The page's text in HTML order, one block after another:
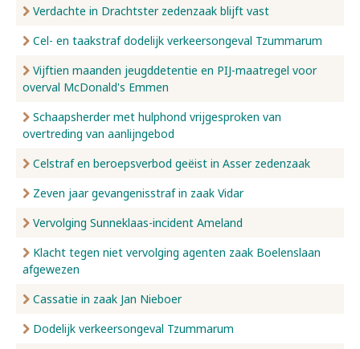
Verdachte in Drachtster zedenzaak blijft vast
Cel- en taakstraf dodelijk verkeersongeval Tzummarum
Vijftien maanden jeugddetentie en PIJ-maatregel voor
overval McDonald's Emmen
Schaapsherder met hulphond vrijgesproken van
overtreding van aanlijngebod
Celstraf en beroepsverbod geëist in Asser zedenzaak
Zeven jaar gevangenisstraf in zaak Vidar
Vervolging Sunneklaas-incident Ameland
Klacht tegen niet vervolging agenten zaak Boelenslaan
afgewezen
Cassatie in zaak Jan Nieboer
Dodelijk verkeersongeval Tzummarum